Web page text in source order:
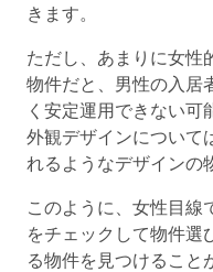
きます。
ただし、あまりに女性
物件だと、男性の入居
く安定運用できない可
外観デザインについて
れるようなデザインの
このように、女性目線
をチェックして物件選
る物件を見つけること